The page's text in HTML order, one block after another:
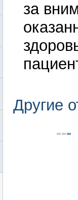
за
Другие